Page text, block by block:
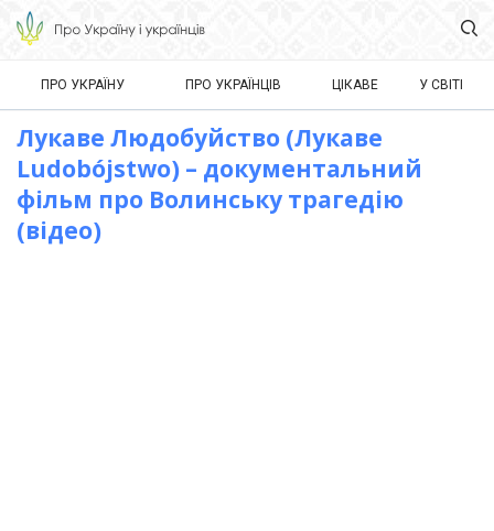
ПРО УКРАЇНУ ПРО УКРАЇНЦІВ ЦІКАВЕ У СВІТІ
Лукаве Людобуйство (Лукаве
Ludobójstwo) – документальний
фільм про Волинську трагедію
(відео)